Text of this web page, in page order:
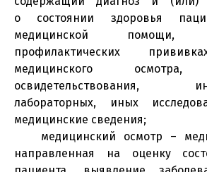
о состоянии здоровья
медицинской помощи,
профилактических
медицинского осмотра,
освидетельствования,
лабораторных, иных
медицинские сведения;
медицинский осмотр –
направленная на оценку